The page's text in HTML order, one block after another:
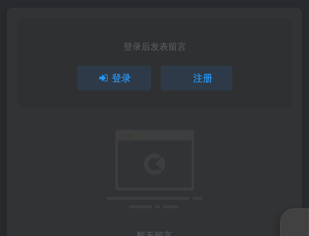
登录后发表留言
登录 注册